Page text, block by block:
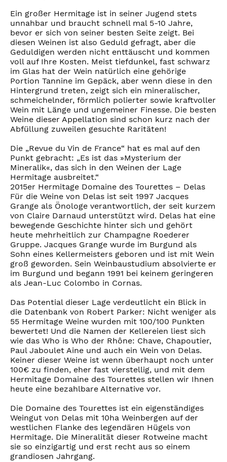
Ein großer Hermitage ist in seiner Jugend stets
unnahbar und braucht schnell mal 5-10 Jahre,
bevor er sich von seiner besten Seite zeigt. Bei
diesen Weinen ist also Geduld gefragt, aber die
Geduldigen werden nicht enttäuscht und kommen
voll auf Ihre Kosten. Meist tiefdunkel, fast schwarz
im Glas hat der Wein natürlich eine gehörige
Portion Tannine im Gepäck, aber wenn diese in den
Hintergrund treten, zeigt sich ein mineralischer,
schmeichelnder, förmlich polierter sowie kraftvoller
Wein mit Länge und ungemeiner Finesse. Die besten
Weine dieser Appellation sind schon kurz nach der
Abfüllung zuweilen gesuchte Raritäten!
Die „Revue du Vin de France“ hat es mal auf den
Punkt gebracht: „Es ist das »Mysterium der
Mineralik«, das sich in den Weinen der Lage
Hermitage ausbreitet.“
2015er Hermitage Domaine des Tourettes – Delas
Für die Weine von Delas ist seit 1997 Jacques
Grange als Önologe verantwortlich, der seit kurzem
von Claire Darnaud unterstützt wird. Delas hat eine
bewegende Geschichte hinter sich und gehört
heute mehrheitlich zur Champagne Roederer
Gruppe. Jacques Grange wurde im Burgund als
Sohn eines Kellermeisters geboren und ist mit Wein
groß geworden. Sein Weinbaustudium absolvierte er
im Burgund und begann 1991 bei keinem geringeren
als Jean-Luc Colombo in Cornas.
Das Potential dieser Lage verdeutlicht ein Blick in
die Datenbank von Robert Parker: Nicht weniger als
55 Hermitage Weine wurden mit 100/100 Punkten
bewertet! Und die Namen der Kellereien liest sich
wie das Who is Who der Rhône: Chave, Chapoutier,
Paul Jaboulet Aine und auch ein Wein von Delas.
Keiner dieser Weine ist wenn überhaupt noch unter
100€ zu finden, eher fast vierstellig, und mit dem
Hermitage Domaine des Tourettes stellen wir Ihnen
heute eine bezahlbare Alternative vor.
Die Domaine des Tourettes ist ein eigenständiges
Weingut von Delas mit 10ha Weinbergen auf der
westlichen Flanke des legendären Hügels von
Hermitage. Die Mineralität dieser Rotweine macht
sie so einzigartig und erst recht aus so einem
grandiosen Jahrgang.